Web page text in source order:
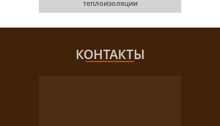
теплоизоляции
КОНТАКТЫ